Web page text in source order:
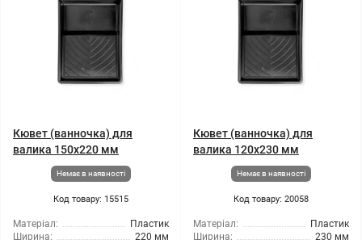
Кювет (ванночка) для
валика 150x220 мм
Немає в наявності
Код товару: 15515
Матеріал:
Пластик
Ширина:
220 мм
Кювет (ванночка) для
валика 120x230 мм
Немає в наявності
Код товару: 20058
Матеріал:
Пластик
Ширина:
230 мм